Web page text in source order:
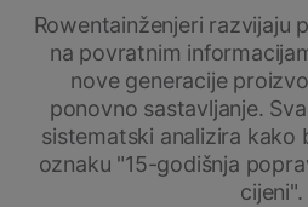
Rowentainženjeri razvijaju
na povratnim
nove generacije
ponovno sastavljanje.
sistematski analizira kako
oznaku "15-godišnja
cijeni".